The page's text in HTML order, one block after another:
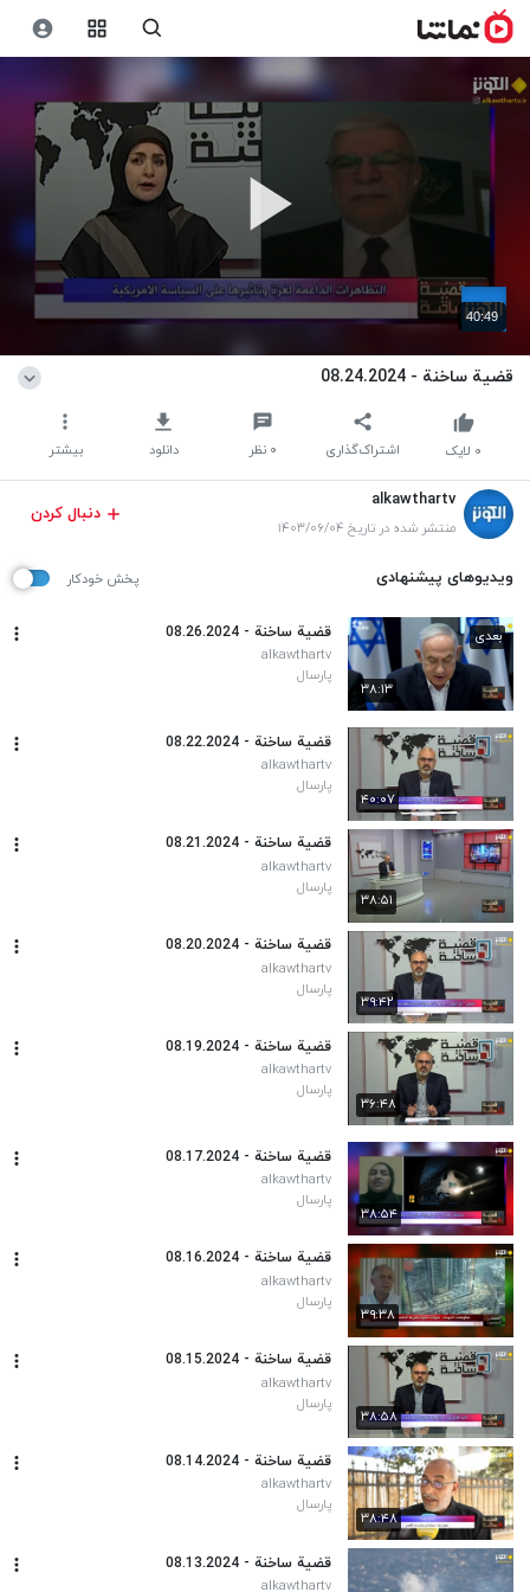
40:49
قضیة ساخنة - 08.24.2024
اشتراک‌گذاری ۰ نظر دانلود بیشتر ۰ لایک
alkawthartv
منتشر شده در تاریخ ۱۴۰۳/۰۶/۰۴
دنبال کردن
ویدیوهای پیشنهادی پخش خودکار
۳۸:۱۳
بعدی قضیة ساخنة - 08.26.2024
alkawthartv
پارسال
۴۰:۰۷
قضیة ساخنة - 08.22.2024
alkawthartv
پارسال
۳۸:۵۱
قضیة ساخنة - 08.21.2024
alkawthartv
پارسال
۳۹:۴۲
قضیة ساخنة - 08.20.2024
alkawthartv
پارسال
۳۶:۴۸
قضیة ساخنة - 08.19.2024
alkawthartv
پارسال
۳۸:۵۴
قضیة ساخنة - 08.17.2024
alkawthartv
پارسال
۳۹:۳۸
قضیة ساخنة - 08.16.2024
alkawthartv
پارسال
۳۸:۵۸
قضیة ساخنة - 08.15.2024
alkawthartv
پارسال
۳۸:۴۸
قضیة ساخنة - 08.14.2024
alkawthartv
پارسال
قضیة ساخنة - 08.13.2024
alkawthartv